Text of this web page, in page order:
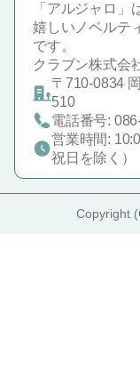
「アルジャロ
嬉しいノベルテ
です。
クラブン株式会
〒710-0834
510
電話番号:
営業時間:
祝日を除く）
Copyright